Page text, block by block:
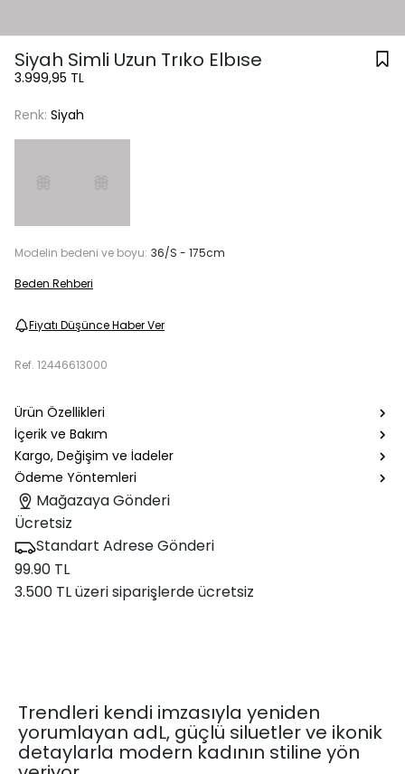
Siyah Simli Uzun Trıko Elbıse
3.999,95 TL
Renk: Siyah
Modelin bedeni ve boyu: 36/S - 175cm
Beden Rehberi
Fiyatı Düşünce Haber Ver
Ref. 12446613000
Ürün Özellikleri
İçerik ve Bakım
Kargo, Değişim ve İadeler
Ödeme Yöntemleri
Mağazaya Gönderi
Ücretsiz
Standart Adrese Gönderi
99.90 TL
3.500 TL üzeri siparişlerde ücretsiz
Trendleri kendi imzasıyla yeniden
yorumlayan adL, güçlü siluetler ve ikonik
detaylarla modern kadının stiline yön